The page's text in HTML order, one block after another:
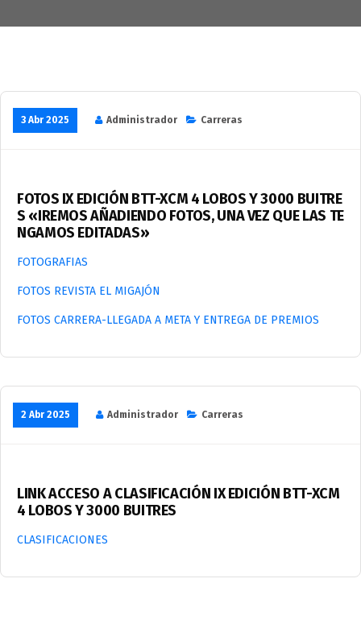
3 Abr 2025 Administrador Carreras
FOTOS IX EDICIÓN BTT-XCM 4 LOBOS Y 3000 BUITRE
S «IREMOS AÑADIENDO FOTOS, UNA VEZ QUE LAS TE
NGAMOS EDITADAS»
FOTOGRAFIAS
FOTOS REVISTA EL MIGAJÓN
FOTOS CARRERA-LLEGADA A META Y ENTREGA DE PREMIOS
2 Abr 2025 Administrador Carreras
LINK ACCESO A CLASIFICACIÓN IX EDICIÓN BTT-XCM
4 LOBOS Y 3000 BUITRES
CLASIFICACIONES